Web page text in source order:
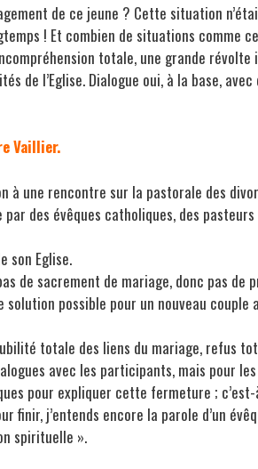
de ce jeune ? Cette situation
! Et combien de situations comme
totale, une grande
de l’Eglise. Dialogue oui, à la base,
Vaillier.
à une rencontre sur la pastorale des
des évêques catholiques, des
son Eglise.
de sacrement de mariage, donc pas de
solution possible pour un nouveau
totale des liens du mariage, refus
avec les participants, mais pour
pour expliquer cette fermeture ;
finir, j’entends encore la parole d’un
spirituelle ».